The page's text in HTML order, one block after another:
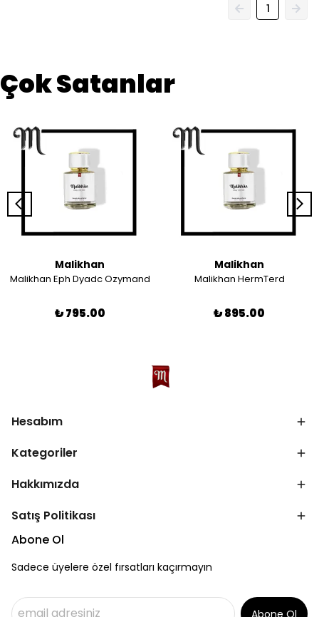
1
Çok Satanlar
Malikhan
Malikhan Eph Dyadc Ozymand
₺ 795.00
Malikhan
Malikhan HermTerd
₺ 895.00
Hesabım
Kategoriler
Hakkımızda
Satış Politikası
Abone Ol
Sadece üyelere özel fırsatları kaçırmayın
Abone Ol